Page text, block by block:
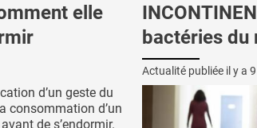
elle
d’un geste du
consommation d’un
de s’endormir.
bactéries du
Actualité publiée il y a